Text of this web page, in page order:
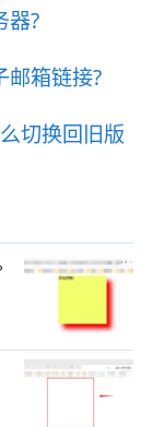
器?
箱链接?
切换回旧版